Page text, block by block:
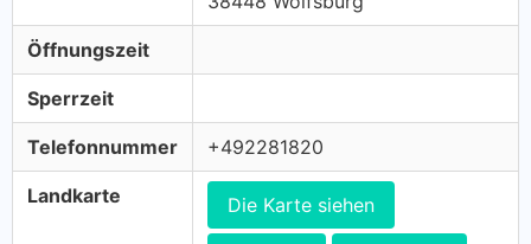
Öffnungszeit
Sperrzeit
Telefonnummer +492281820
Landkarte Die Karte siehen